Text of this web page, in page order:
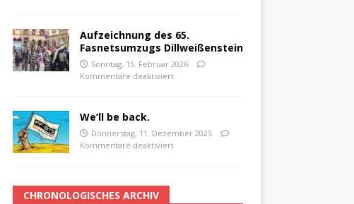
Aufzeichnung des 65.
Fasnetsumzugs Dillweißenstein
Sonntag, 15. Februar 2026
Kommentare deaktiviert
We’ll be back.
Donnerstag, 11. Dezember 2025
Kommentare deaktiviert
CHRONOLOGISCHES ARCHIV